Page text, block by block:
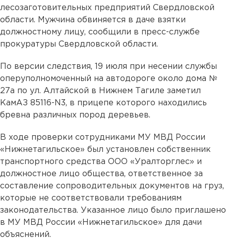
лесозаготовительных предприятий Свердловской
области. Мужчина обвиняется в даче взятки
должностному лицу, сообщили в пресс-службе
прокуратуры Свердловской области.
По версии следствия, 19 июля при несении службы
оперуполномоченный на автодороге около дома №
27а по ул. Алтайской в Нижнем Тагиле заметил
КамАЗ 85116-N3, в прицепе которого находились
бревна различных пород деревьев.
В ходе проверки сотрудниками МУ МВД России
«Нижнетагильское» был установлен собственник
транспортного средства ООО «Уралторглес» и
должностное лицо общества, ответственное за
составление сопроводительных документов на груз,
которые не соответствовали требованиям
законодательства. Указанное лицо было приглашено
в МУ МВД России «Нижнетагильское» для дачи
объяснений.